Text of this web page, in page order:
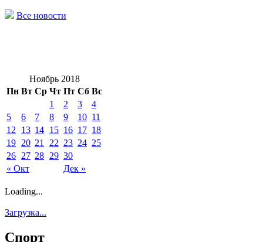
Все новости
Ноябрь 2018
Пн Вт Ср Чт Пт Сб Вс
« Окт Дек »
1 2 3
4
5
6 7 8 9 10 11
12
13 14 15 16 17 18
19 20 21 22 23 24 25
26 27 28 29 30
Loading...
Загрузка...
Спорт